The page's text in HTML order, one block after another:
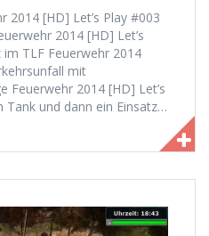
2014 [HD] Let’s Play #003
2014 [HD] Let’s
im TLF Feuerwehr 2014
mit
Feuerwehr 2014 [HD] Let’s
Tank und dann ein Einsatz…